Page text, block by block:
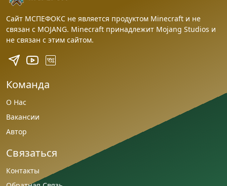
Сайт МСПЕФОКС не является продуктом Minecraft и не
связан с MOJANG. Minecraft принадлежит Mojang Studios и
не связан с этим сайтом.
Команда
О Нас
Вакансии
Автор
Связаться
Контакты